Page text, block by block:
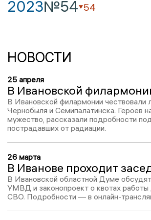
2023№54 54
НОВОСТИ
25 апреля
В Ивановской филармонии чествовали
Чернобыля и Семипалатинска. Героев
мужество, рассказали подробности
пострадавших от радиации.
26 марта
В Ивановской областной Думе
УМВД и законопроект о квотах работы
СВО. Подробности — в онлайн-